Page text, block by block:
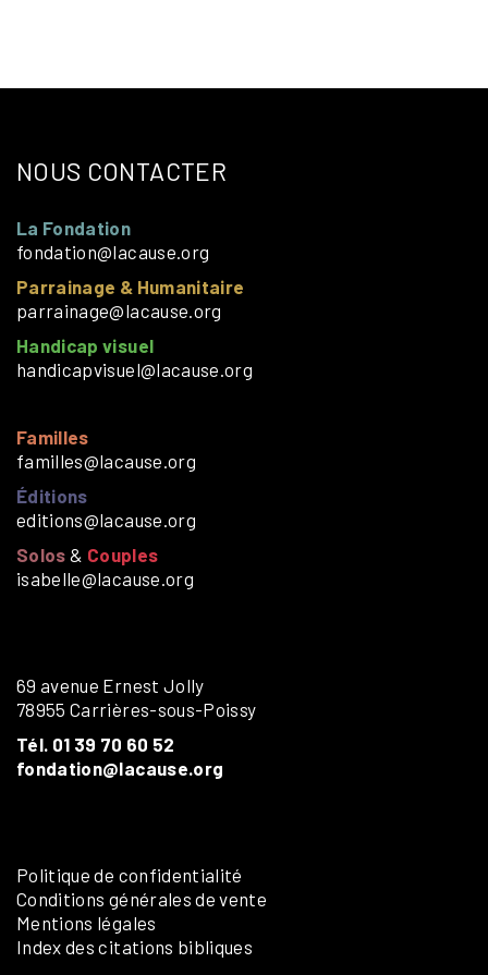
NOUS CONTACTER
La Fondation
fondation@lacause.org
Parrainage & Humanitaire
parrainage@lacause.org
Handicap visuel
handicapvisuel@lacause.org
Familles
familles@lacause.org
Éditions
editions@lacause.org
Solos & Couples
isabelle@lacause.org
69 avenue Ernest Jolly
78955 Carrières-sous-Poissy
Tél. 01 39 70 60 52
fondation@lacause.org
Politique de confidentialité
Conditions générales de vente
Mentions légales
Index des citations bibliques